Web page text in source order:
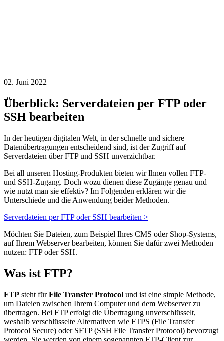
02. Juni 2022
Überblick: Serverdateien per FTP oder
SSH bearbeiten
In der heutigen digitalen Welt, in der schnelle und sichere
Datenübertragungen entscheidend sind, ist der Zugriff auf
Serverdateien über FTP und SSH unverzichtbar.
Bei all unseren Hosting-Produkten bieten wir Ihnen vollen FTP-
und SSH-Zugang. Doch wozu dienen diese Zugänge genau und
wie nutzt man sie effektiv? Im Folgenden erklären wir die
Unterschiede und die Anwendung beider Methoden.
Serverdateien per FTP oder SSH bearbeiten >
Möchten Sie Dateien, zum Beispiel Ihres CMS oder Shop-Systems,
auf Ihrem Webserver bearbeiten, können Sie dafür zwei Methoden
nutzen: FTP oder SSH.
Was ist FTP?
FTP steht fürFile Transfer Protocol und ist eine simple Methode,
um Dateien zwischen Ihrem Computer und dem Webserver zu
übertragen. Bei FTP erfolgt die Übertragung unverschlüsselt,
weshalb verschlüsselte Alternativen wie FTPS (File Transfer
Protocol Secure) oder SFTP (SSH File Transfer Protocol) bevorzugt